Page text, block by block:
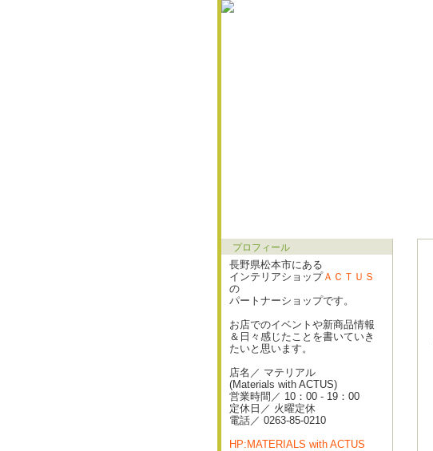
プロフィール
長野県松本市にある
インテリアショップＡＣＴＵＳ
の
パートナーショップです。
お店でのイベントや新商品情報
＆日々感じたことを書いていき
たいと思います。
店名／ マテリアル
(Materials with ACTUS)
営業時間／ 10：00 - 19：00
定休日／ 火曜定休
電話／ 0263-85-0210
HP:MATERIALS with ACTUS